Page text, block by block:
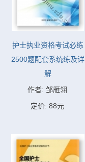
护士执业资格考试必练
2500题配套系统练及详
解
作者: 邹雁翎
定价: 88元